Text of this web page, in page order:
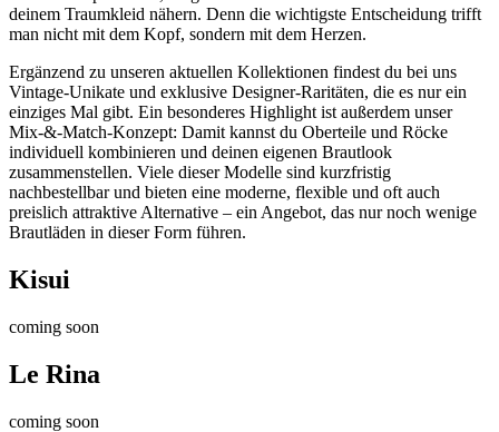
deinem Traumkleid nähern. Denn die wichtigste Entscheidung trifft
man nicht mit dem Kopf, sondern mit dem Herzen.
Ergänzend zu unseren aktuellen Kollektionen findest du bei uns
Vintage-Unikate und exklusive Designer-Raritäten, die es nur ein
einziges Mal gibt. Ein besonderes Highlight ist außerdem unser
Mix-&-Match-Konzept: Damit kannst du Oberteile und Röcke
individuell kombinieren und deinen eigenen Brautlook
zusammenstellen. Viele dieser Modelle sind kurzfristig
nachbestellbar und bieten eine moderne, flexible und oft auch
preislich attraktive Alternative – ein Angebot, das nur noch wenige
Brautläden in dieser Form führen.
Kisui
coming soon
Le Rina
coming soon